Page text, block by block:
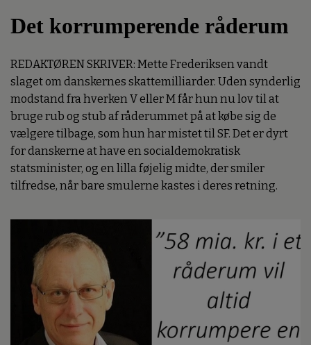
Det korrumperende råderum
REDAKTØREN SKRIVER: Mette Frederiksen vandt
slaget om danskernes skattemilliarder. Uden synderlig
modstand fra hverken V eller M får hun nu lov til at
bruge rub og stub af råderummet på at købe sig de
vælgere tilbage, som hun har mistet til SF. Det er dyrt
for danskerne at have en socialdemokratisk
statsminister, og en lilla føjelig midte, der smiler
tilfredse, når bare smulerne kastes i deres retning.